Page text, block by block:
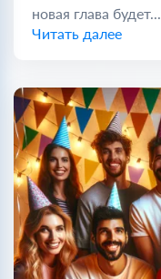
новая глава будет...
Читать далее